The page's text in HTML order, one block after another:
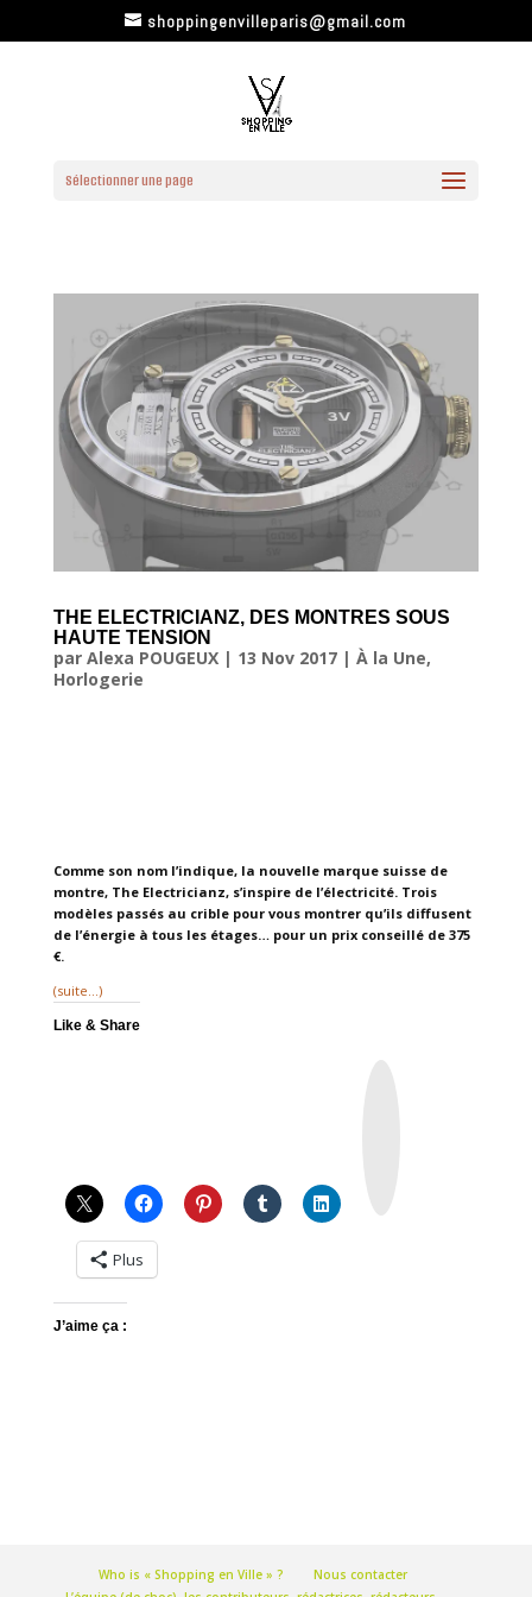
shoppingenvilleparis@gmail.com
Sélectionner une page
THE ELECTRICIANZ, DES MONTRES SOUS
HAUTE TENSION
par Alexa POUGEUX| 13 Nov 2017| À la Une,
Horlogerie
Comme son nom l’indique, la nouvelle marque suisse de
montre, The Electricianz, s’inspire de l’électricité. Trois
modèles passés au crible pour vous montrer qu’ils diffusent
de l’énergie à tous les étages… pour un prix conseillé de 375
€.
(suite…)
Like & Share
Plus
J’aime ça :
Who is « Shopping en Ville » ?
Nous contacter